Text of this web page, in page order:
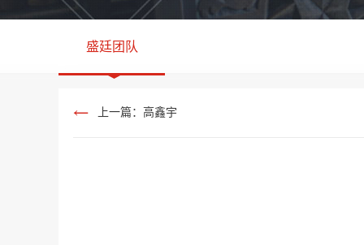
盛廷团队
上一篇：高鑫宇